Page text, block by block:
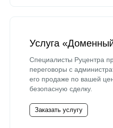
Услуга
Специалисты Руцентра
переговоры с
его продаже по вашей
безопасную сделку.
Заказать услугу